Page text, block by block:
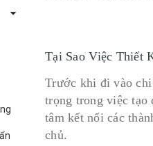
Tại Sao Việc Thiết
Trước khi đi vào chi
trọng trong việc tạo
tâm kết nối các
chủ.